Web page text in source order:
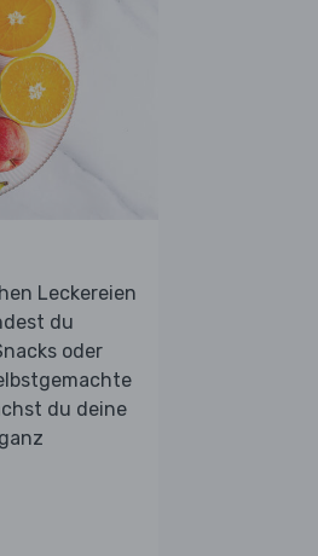
Leckereien
du
oder
du deine